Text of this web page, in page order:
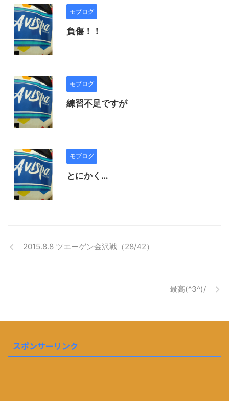
モブログ
負傷！！
モブログ
練習不足ですが
モブログ
とにかく…
2015.8.8 ツエーゲン金沢戦（28/42）
最高(^3^)/
スポンサーリンク